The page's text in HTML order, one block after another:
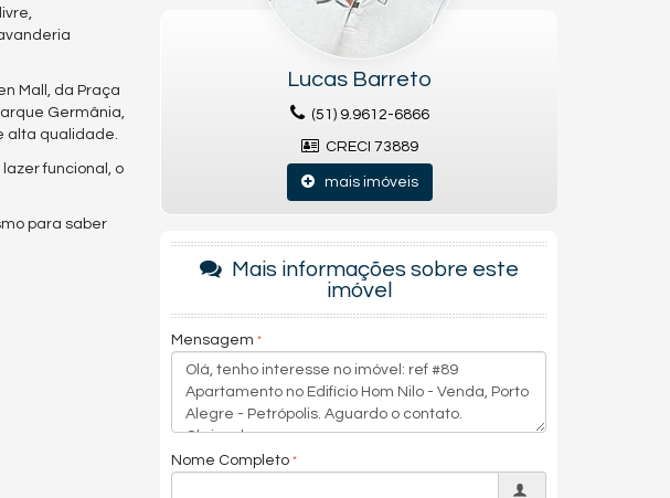
Mall, da Praça
Germânia,
alta qualidade.
funcional, o
para saber
Lucas Barreto
(51) 9.9612-6866
CRECI 73889
mais imóveis
Mais informações sobre este
imóvel
Mensagem
Nome Completo